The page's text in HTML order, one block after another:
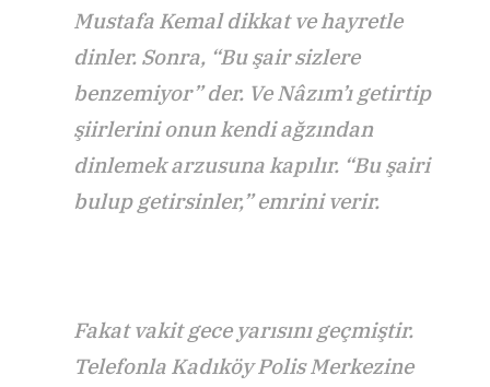
Mustafa Kemal dikkat ve hayretle
dinler. Sonra, “Bu şair sizlere
benzemiyor” der. Ve Nâzım’ı getirtip
şiirlerini onun kendi ağzından
dinlemek arzusuna kapılır. “Bu şairi
bulup getirsinler,” emrini verir.
Fakat vakit gece yarısını geçmiştir.
Telefonla Kadıköy Polis Merkezine